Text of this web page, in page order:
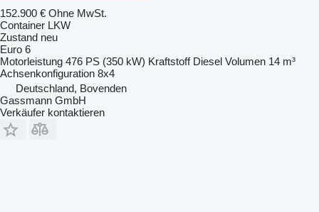
152.900 € Ohne MwSt.
Container LKW
Zustand neu
Euro 6
Motorleistung 476 PS (350 kW) Kraftstoff Diesel Volumen 14 m³
Achsenkonfiguration 8x4
Deutschland, Bovenden
Gassmann GmbH
Verkäufer kontaktieren